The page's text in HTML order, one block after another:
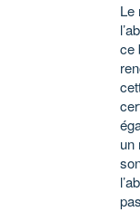
Le
ce
un